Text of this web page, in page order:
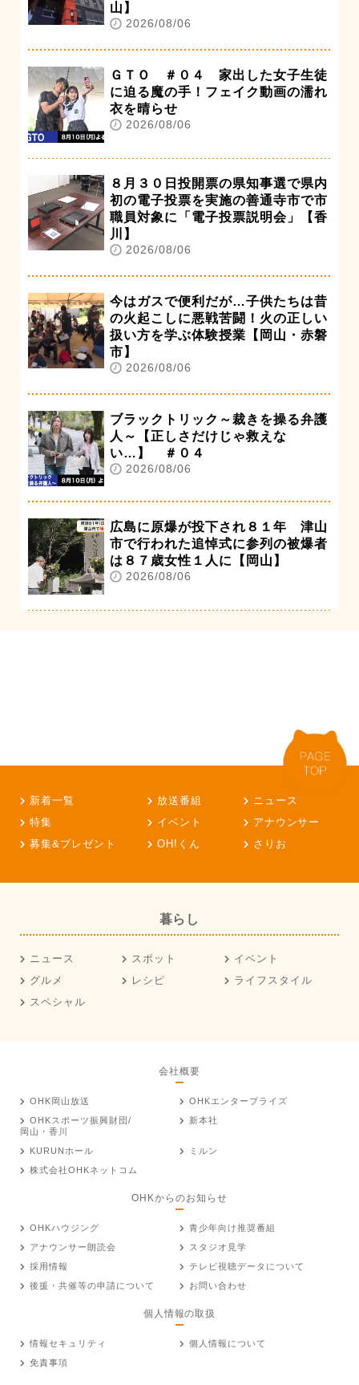
山】
2026/08/06
ＧＴＯ ＃０４ 家出した女子生徒
に迫る魔の手！フェイク動画の濡れ
衣を晴らせ
2026/08/06
８月３０日投開票の県知事選で県内
初の電子投票を実施の善通寺市で市
職員対象に「電子投票説明会」【香
川】
2026/08/06
今はガスで便利だが…子供たちは昔
の火起こしに悪戦苦闘！火の正しい
扱い方を学ぶ体験授業【岡山・赤磐
市】
2026/08/06
ブラックトリック～裁きを操る弁護
人～【正しさだけじゃ救えな
い…】 ＃０４
2026/08/06
広島に原爆が投下され８１年 津山
市で行われた追悼式に参列の被爆者
は８７歳女性１人に【岡山】
2026/08/06
新着一覧 放送番組
ニュース
特集
イベント
アナウンサー
募集&プレゼント
OH!くん さりお
暮らし
ニュース スポット
イベント
グルメ
レシピ
ライフスタイル
スペシャル
会社概要
OHK岡山放送
OHKエンタープライズ
OHKスポーツ振興財団/
岡山・香川
新本社
KURUNホール
ミルン
株式会社OHKネットコム
OHKからのお知らせ
OHKハウジング
青少年向け推奨番組
アナウンサー朗読会
スタジオ見学
採用情報
テレビ視聴データについて
後援・共催等の申請について
お問い合わせ
個人情報の取扱
情報セキュリティ
個人情報について
免責事項